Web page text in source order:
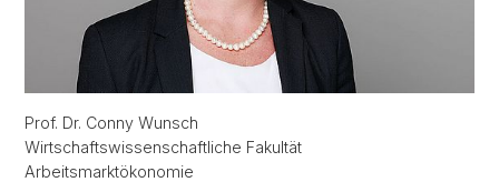
Prof. Dr. Conny Wunsch
Wirtschaftswissenschaftliche Fakultät
Arbeitsmarktökonomie